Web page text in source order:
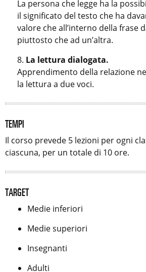
La persona che legge ha la
il significato del testo che ha
valore che all’interno della frase
piuttosto che ad un’altra.
La lettura dialogata.
Apprendimento della relazione
la lettura a due voci.
TEMPI
Il corso prevede 5 lezioni per ogni
ciascuna, per un totale di 10 ore.
TARGET
Medie inferiori
Medie superiori
Insegnanti
Adulti